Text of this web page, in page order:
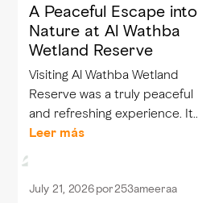
A Peaceful Escape into
Nature at Al Wathba
Wetland Reserve
Visiting Al Wathba Wetland
Reserve was a truly peaceful
and refreshing experience. It
is one of the UAE’s hidden
city and a unique
Leer más
July 21, 2026por253ameeraa